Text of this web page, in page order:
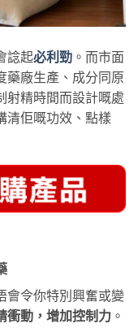
諗起必利勁 。而市面
藥廠生產、成分同原
射精時間而設計嘅處
清佢嘅功效、點樣
會令你特別興奮或變
衝動，增加控制力 。